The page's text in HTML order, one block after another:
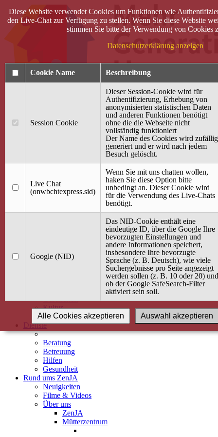
40 Jahre Mütterzentrum
Terminkalender
Gemeinsam aktiv
Gemeinsam unterwegs
wirFAIRändern
Angebot / Kurs suchen
Babybauch & Elternschaft
Gesundheit
Kultur
Alle Kurse
Dienste
Beratung
Betreuung
Hilfen
Gesundheit
Rund ums ZenJA
Neuigkeiten
Filme & Videos
Über uns
ZenJA
Mütterzentrum
Diese Website verwendet Cookies um Funktionen wie
den Live-Chat zur Verfügung zu stellen. Wenn Sie diese Website
stimmen Sie bitte der Verwendung von Cookies
Datenschutzerklärung anzeigen
Cookie Name Beschreibung
Session Cookie
Dieser Session-Cookie wird für
Authentifizierung, Erhebung von
anonymisierten statistischen Daten
und anderen Funktionen benötigt
ohne die die Webseite nicht
vollständig funktioniert
Der Name des Cookies wird zufällig
generiert und er wird nach jedem
Besuch gelöscht.
Live Chat
(onwbchtexpress.sid)
Wenn Sie mit uns chatten wollen,
haken Sie diese Option bitte
unbedingt an. Dieser Cookie wird
für die Verwendung des Live-Chats
benötigt.
Google (NID)
Das NID-Cookie enthält eine
eindeutige ID, über die Google Ihre
bevorzugten Einstellungen und
andere Informationen speichert,
insbesondere Ihre bevorzugte
Sprache (z. B. Deutsch), wie viele
Suchergebnisse pro Seite angezeigt
werden sollen (z. B. 10 oder 20) und
ob der Google SafeSearch-Filter
aktiviert sein soll.
Auswahl akzeptieren
Alle Cookies akzeptieren